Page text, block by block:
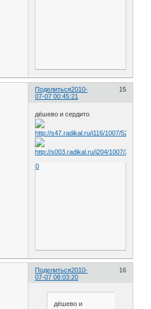
Поделиться 15
2010-
07-07 00:45:21
дёшево и сердито
0
Поделиться 16
2010-
07-07 08:03:20
дёшево и